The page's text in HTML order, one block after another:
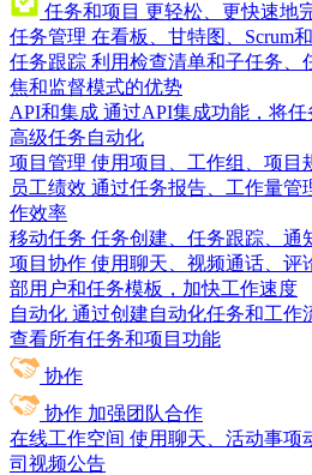
任务和项目 更轻松、更快速地
任务管理 在看板、甘特图、Scrum
任务跟踪 利用检查清单和子任务、
焦和监督模式的优势
API和集成 通过API集成功能，将
高级任务自动化
项目管理 使用项目、工作组、项目
员工绩效 通过任务报告、工作量管
作效率
移动任务 任务创建、任务跟踪、通
项目协作 使用聊天、视频通话、评
部用户和任务模板，加快工作速度
自动化 通过创建自动化任务和工作
查看所有任务和项目功能
协作
协作 加强团队合作
在线工作空间 使用聊天、活动事项
司视频公告